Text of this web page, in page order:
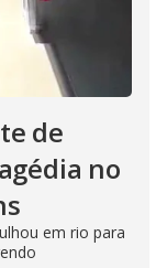
de
no
em rio para